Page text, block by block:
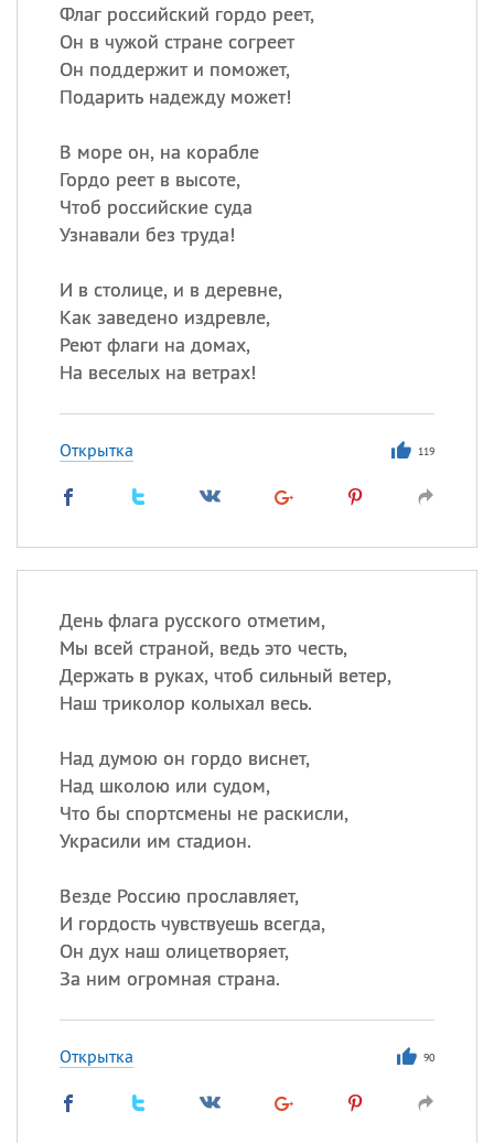
Флаг российский гордо реет,
Он в чужой стране согреет
Он поддержит и поможет,
Подарить надежду может!
В море он, на корабле
Гордо реет в высоте,
Чтоб российские суда
Узнавали без труда!
И в столице, и в деревне,
Как заведено издревле,
Реют флаги на домах,
На веселых на ветрах!
Открытка 119
День флага русского отметим,
Мы всей страной, ведь это честь,
Держать в руках, чтоб сильный ветер,
Наш триколор колыхал весь.
Над думою он гордо виснет,
Над школою или судом,
Что бы спортсмены не раскисли,
Украсили им стадион.
Везде Россию прославляет,
И гордость чувствуешь всегда,
Он дух наш олицетворяет,
За ним огромная страна.
Открытка 90